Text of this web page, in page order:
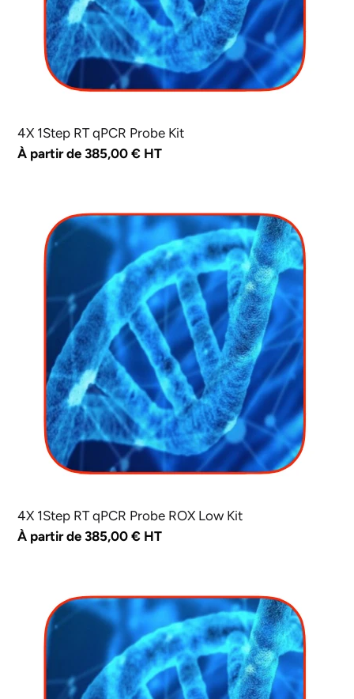
4X 1Step RT qPCR Probe Kit
Prix
À partir de 385,00 € HT
1Step
qPCR
4X 1Step RT qPCR Probe ROX Low Kit
Prix
À partir de 385,00 € HT
1Step
qPCR